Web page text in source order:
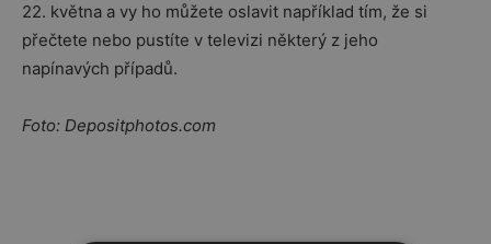
22. května a vy ho můžete oslavit například tím, že si
přečtete nebo pustíte v televizi některý z jeho
napínavých případů.
Foto: Depositphotos.com